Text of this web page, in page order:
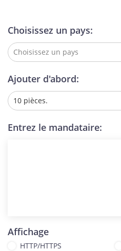
Choisissez un pays:
Choisissez un pays
Ajouter d'abord:
10 pièces.
Entrez le mandataire:
Affichage
HTTP/HTTPS